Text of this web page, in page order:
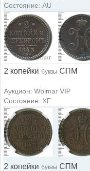
Состояние: AU
2 копейки буквы СПМ
Аукцион: Wolmar VIP
Состояние: XF
2 копейки буквы СПМ